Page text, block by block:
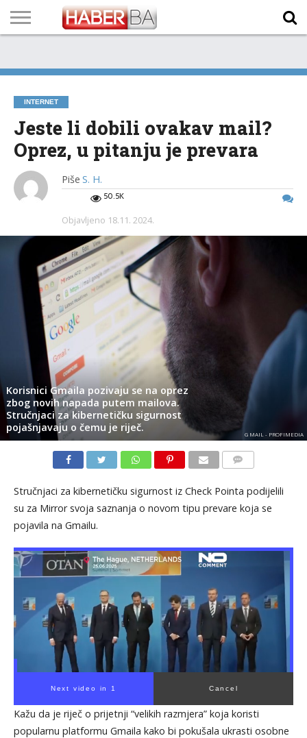
TECH
PROGRAM
PROGNOZA
PUTEVIMA
LISTA
NAMA
INTERNET
Jeste li dobili ovakav mail?
Oprez, u pitanju je prevara
Piše S. H.
50.5K
Objavljeno 18.11. 2024.
Korisnici Gmaila pozivaju se na oprez
zbog novih napada putem mailova.
Stručnjaci za kibernetičku sigurnost
pojašnjavaju o čemu je riječ.
G MAIL - PROFIMEDIA
Stručnjaci za kibernetičku sigurnost iz Check Pointa podijelili
su za Mirror svoja saznanja o novom tipu prevare koja se
pojavila na Gmailu.
Next video in 1 Cancel
Kažu da je riječ o prijetnji “velikih razmjera” koja koristi
popularnu platformu Gmaila kako bi pokušala ukrasti osobne